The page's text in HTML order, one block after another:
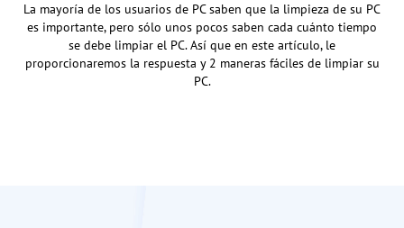
La mayoría de los usuarios de PC saben que la limpieza de su PC
es importante, pero sólo unos pocos saben cada cuánto tiempo
se debe limpiar el PC. Así que en este artículo, le
proporcionaremos la respuesta y 2 maneras fáciles de limpiar su
PC.